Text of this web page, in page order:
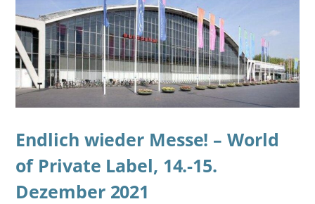
Endlich wieder Messe! – World
of Private Label, 14.-15.
Dezember 2021